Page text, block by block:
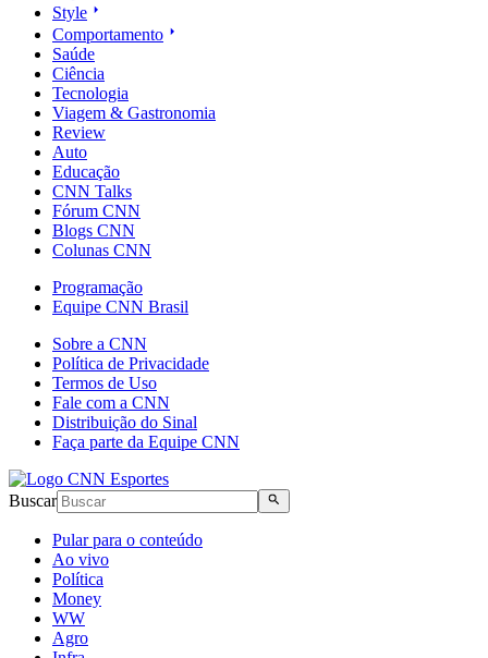
Style
Comportamento
Saúde
Ciência
Tecnologia
Viagem & Gastronomia
Review
Auto
Educação
CNN Talks
Fórum CNN
Blogs CNN
Colunas CNN
Programação
Equipe CNN Brasil
Sobre a CNN
Política de Privacidade
Termos de Uso
Fale com a CNN
Distribuição do Sinal
Faça parte da Equipe CNN
Buscar
Pular para o conteúdo
Ao vivo
Política
Money
WW
Agro